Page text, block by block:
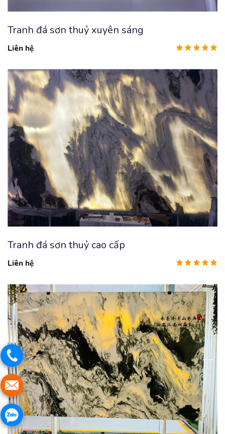
Tranh đá sơn thuỷ xuyên sáng
Liên hệ
Tranh đá sơn thuỷ cao cấp
Liên hệ